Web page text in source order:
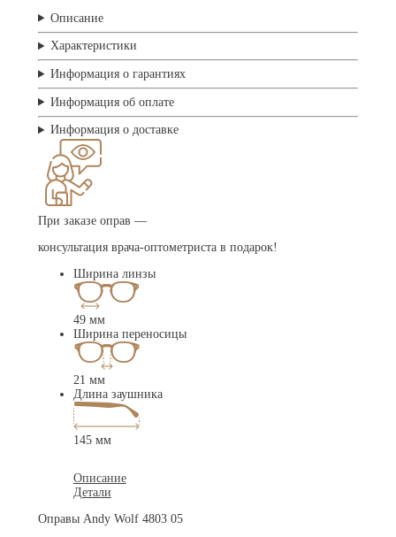
Описание
Характеристики
Информация о гарантиях
Информация об оплате
Информация о доставке
При заказе оправ —
консультация врача-оптометриста в подарок!
Ширина линзы
49 мм
Ширина переносицы
21 мм
Длина заушника
145 мм
Описание
Детали
Оправы Andy Wolf 4803 05